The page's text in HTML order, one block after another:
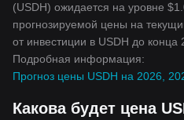
(USDH) ожидается на уровне
прогнозируемой цены на
от инвестиции в USDH до конца
Подробная информация:
Прогноз цены USDH на 2026,
Какова будет цена